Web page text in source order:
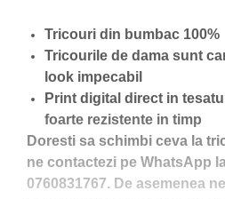
Tricouri din bumbac 100%
Tricourile de dama sunt
look impecabil
Print digital direct in
foarte rezistente in timp
Doresti sa schimbi ceva la
ne contactezi pe WhatsApp
0760831767. De asemenea